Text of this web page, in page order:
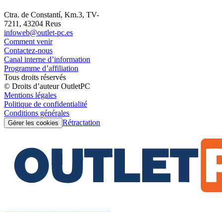
Ctra. de Constantí, Km.3, TV-
7211, 43204 Reus
infoweb@outlet-pc.es
Comment venir
Contactez-nous
Canal interne d’information
Programme d’affiliation
Tous droits réservés
© Droits d’auteur OutletPC
Mentions légales
Politique de confidentialité
Conditions générales
Gérer les cookies Rétractation